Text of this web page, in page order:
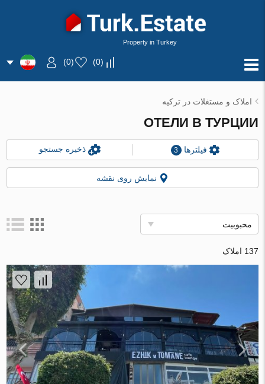
Property in Turkey
(
0
)
(
0
)
املاک و مستغلات در ترکیه
ОТЕЛИ В ТУРЦИИ
فیلترها 3 ذخیره جستجو
نمایش روی نقشه
محبوبیت
137 املاک